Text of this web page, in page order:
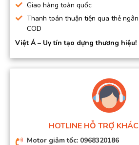
Giao hàng toàn quốc
Thanh toán thuận tiện qua thẻ
COD
Việt Á – Uy tín tạo dựng thương hiệu!
HOTLINE HỖ TRỢ
Motor giảm tốc: 0968320186